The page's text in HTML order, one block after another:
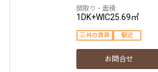
1DK+WIC25.69㎡
三井の賃貸 駅近
お問合せ